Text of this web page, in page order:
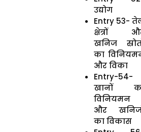
उद्योग
Entry 53-
क्षेत्रों
खनिज
का
और विका
Entry-54-
खानों
विनियमन
और
का विकास